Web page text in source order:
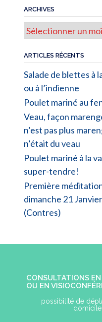
ARCHIVES
Archives
ARTICLES RÉCENTS
Salade de blettes à
ou à l’indienne
Poulet mariné au
Veau, façon
n’est pas plus
n’était du veau
Poulet mariné à la
super-tendre!
Première
dimanche 21
(Contres)
CONSULTATIONS
OU EN
possibilité de
domicile